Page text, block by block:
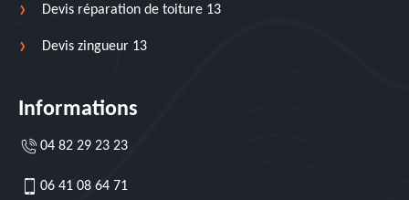
Devis réparation de toiture 13
Devis zingueur 13
Informations
04 82 29 23 23
06 41 08 64 71